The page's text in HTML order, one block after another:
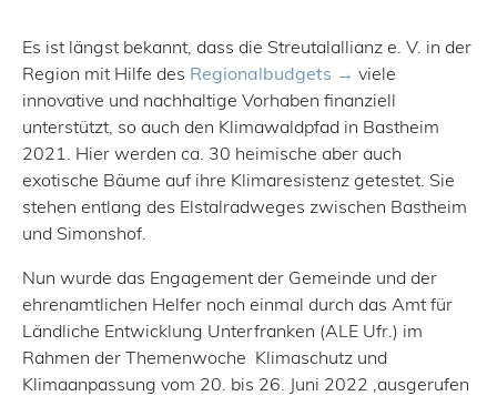
Es ist längst bekannt, dass die Streutalallianz e. V. in der
Region mit Hilfe des Regionalbudgets
viele
innovative und nachhaltige Vorhaben finanziell
unterstützt, so auch den Klimawaldpfad in Bastheim
2021. Hier werden ca. 30 heimische aber auch
exotische Bäume auf ihre Klimaresistenz getestet. Sie
stehen entlang des Elstalradweges zwischen Bastheim
und Simonshof.
Nun wurde das Engagement der Gemeinde und der
ehrenamtlichen Helfer noch einmal durch das Amt für
Ländliche Entwicklung Unterfranken (ALE Ufr.) im
Rahmen der Themenwoche Klimaschutz und
Klimaanpassung vom 20. bis 26. Juni 2022 ,ausgerufen